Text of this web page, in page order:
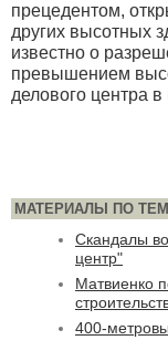
прецедентом,
других высотных
известно о
превышением
делового центра
МАТЕРИАЛЫ ПО
Скандалы
центр"
Матвиенко
400-